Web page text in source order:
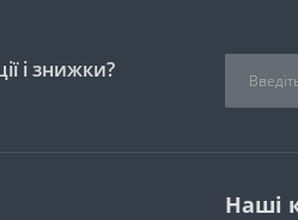
і знижки?
Наші